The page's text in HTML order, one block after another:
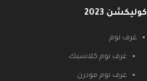
كوليكشن 2023
غرف نوم
غرف نوم كلاسيك
غرف نوم مودرن